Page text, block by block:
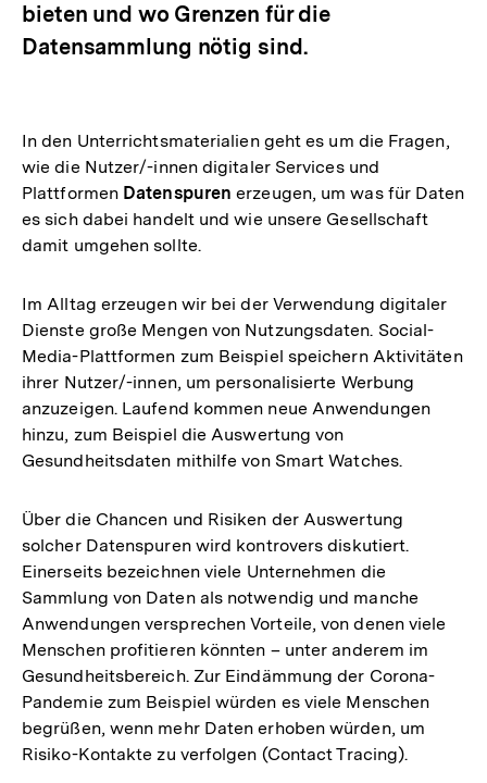
bieten und wo Grenzen für die
Datensammlung nötig sind.
In den Unterrichtsmaterialien geht es um die Fragen,
wie die Nutzer/-innen digitaler Services und
Plattformen Datenspuren erzeugen, um was für Daten
es sich dabei handelt und wie unsere Gesellschaft
damit umgehen sollte.
Im Alltag erzeugen wir bei der Verwendung digitaler
Dienste große Mengen von Nutzungsdaten. Social-
Media-Plattformen zum Beispiel speichern Aktivitäten
ihrer Nutzer/-innen, um personalisierte Werbung
anzuzeigen. Laufend kommen neue Anwendungen
hinzu, zum Beispiel die Auswertung von
Gesundheitsdaten mithilfe von Smart Watches.
Über die Chancen und Risiken der Auswertung
solcher Datenspuren wird kontrovers diskutiert.
Einerseits bezeichnen viele Unternehmen die
Sammlung von Daten als notwendig und manche
Anwendungen versprechen Vorteile, von denen viele
Menschen profitieren könnten – unter anderem im
Gesundheitsbereich. Zur Eindämmung der Corona-
Pandemie zum Beispiel würden es viele Menschen
begrüßen, wenn mehr Daten erhoben würden, um
Risiko-Kontakte zu verfolgen (Contact Tracing).